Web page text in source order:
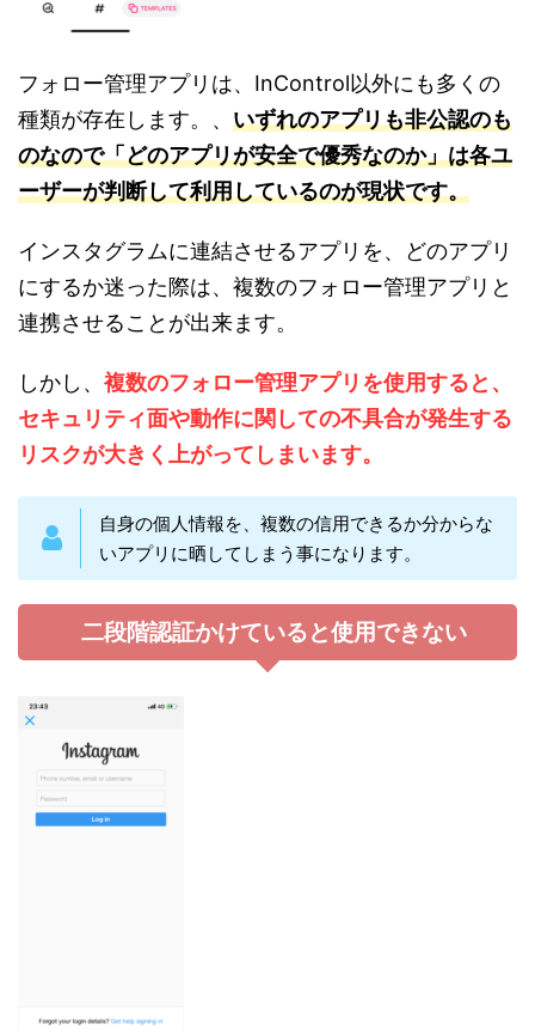
フォロー管理アプリは、InControl以外にも多くの
種類が存在します。、 いずれのアプリも非公認のも
のなので「どのアプリが安全で優秀なのか」は各ユ
ーザーが判断して利用しているのが現状です。
インスタグラムに連結させるアプリを、どのアプリ
にするか迷った際は、複数のフォロー管理アプリと
連携させることが出来ます。
しかし、 複数のフォロー管理アプリを使用すると、
セキュリティ面や動作に関しての不具合が発生する
リスクが大きく上がってしまいます。
自身の個人情報を、複数の信用できるか分からな
いアプリに晒してしまう事になります。
二段階認証かけていると使用できない